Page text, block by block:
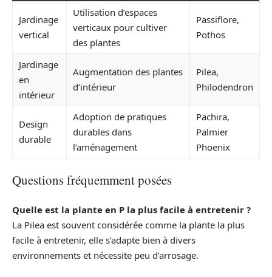
Jardinage
vertical
Utilisation d’espaces
verticaux pour cultiver
des plantes
Passiflore,
Pothos
Jardinage
en
intérieur
Augmentation des plantes
d’intérieur
Pilea,
Philodendron
Design
durable
Adoption de pratiques
durables dans
l’aménagement
Pachira,
Palmier
Phoenix
Questions fréquemment posées
Quelle est la plante en P la plus facile à entretenir ?
La Pilea est souvent considérée comme la plante la plus
facile à entretenir, elle s’adapte bien à divers
environnements et nécessite peu d’arrosage.